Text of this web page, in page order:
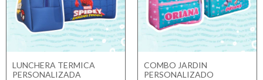
LUNCHERA TERMICA
PERSONALIZADA
COMBO JARDIN
PERSONALIZADO